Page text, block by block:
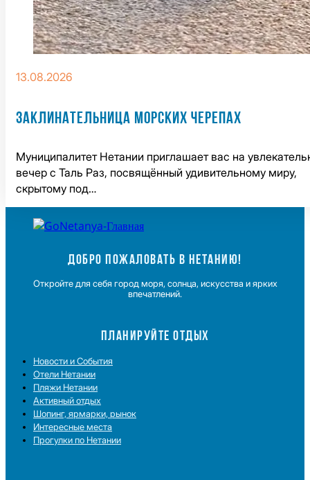
13.08.2026
ЗАКЛИНАТЕЛЬНИЦА МОРСКИХ ЧЕРЕПАХ
Муниципалитет Нетании приглашает вас на
вечер с Таль Раз, посвящённый удивительному миру,
скрытому под…
ДОБРО ПОЖАЛОВАТЬ В НЕТАНИЮ!
Откройте для себя город моря, солнца, искусства и ярких
впечатлений.
ПЛАНИРУЙТЕ ОТДЫХ
Новости и Cобытия
Отели Нетании
Пляжи Нетании
Активный отдых
Шопинг, ярмарки, рынок
Интересные места
Прогулки по Нетании